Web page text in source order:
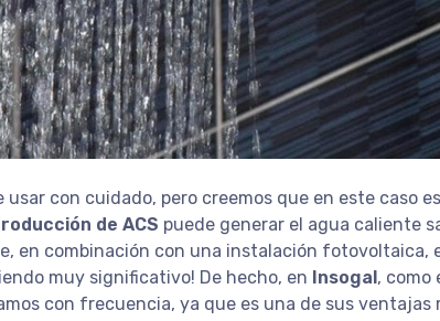
usar con cuidado, pero creemos que en este caso
de ACS puede generar el agua caliente
en combinación con una instalación fotovoltaica,
muy significativo! De hecho, en Insogal, como
con frecuencia, ya que es una de sus ventajas